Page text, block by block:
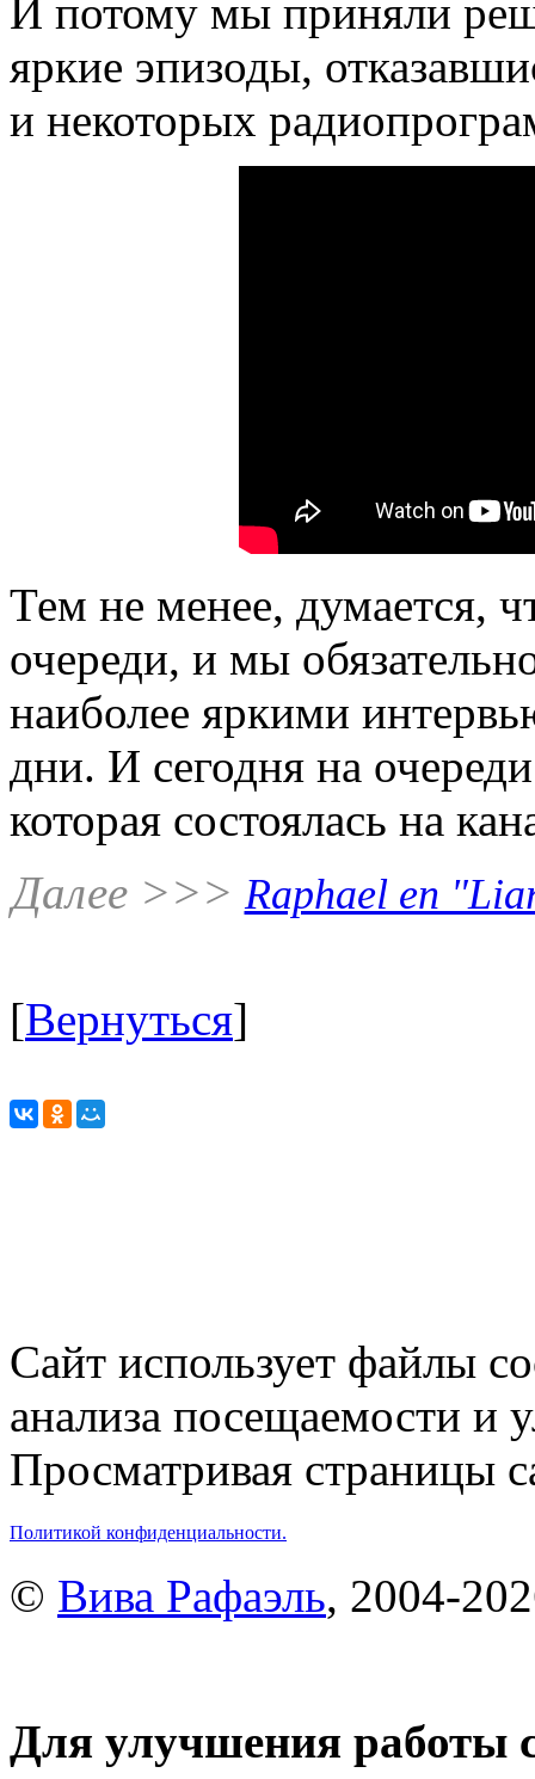
И потому мы приняли
яркие эпизоды,
и некоторых
Тем не менее, думается,
очереди, и мы
наиболее яркими
дни. И сегодня на
которая состоялась на
Далее >>> Raphael en
[Вернуться]
Сайт использует файлы
анализа посещаемости и
Просматривая страницы
Политикой конфиденциальности.
© Вива Рафаэль, 2004-
Для улучшения работы